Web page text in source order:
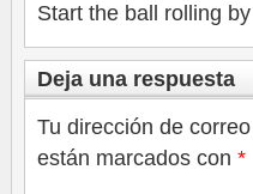
Start the ball rolling
Deja una respuesta
Tu dirección de
están marcados con *